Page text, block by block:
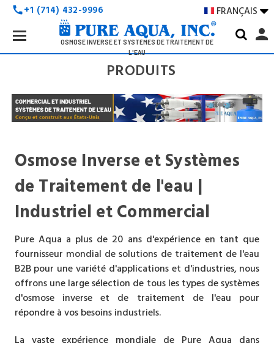
call+1 (714) 432-9996 FRANÇAIS 
OSMOSE INVERSE ET SYSTÈMES DE TRAITEMENT DE
L'EAU
Search
Keyword:
person
PRODUITS
Osmose Inverse et Systèmes
de Traitement de l'eau |
Industriel et Commercial
Pure Aqua a plus de 20 ans d'expérience en tant que
fournisseur mondial de solutions de traitement de l'eau
B2B pour une variété d'applications et d'industries, nous
offrons une large sélection de tous les types de systèmes
d'osmose inverse et de traitement de l'eau pour
répondre à vos besoins industriels.